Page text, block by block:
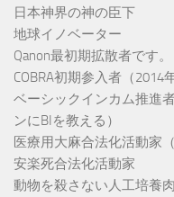
日本神界の神の臣下
地球イノベーター
Qanon最初期拡散者です
COBRA初期参入者（2014
ベーシックインカム推進
ンにBIを教える）
医療用大麻合法化活動家
安楽死合法化活動家
動物を殺さない人工培養